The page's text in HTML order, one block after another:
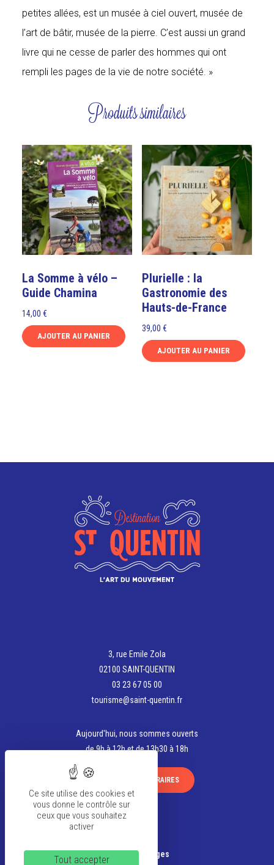
petites allées, est un musée à ciel ouvert, musée de
l’art de bâtir, musée de la pierre. C’est aussi un grand
livre qui ne cesse de parler des hommes qui ont
rempli les pages de la vie de notre société. »
Produits similaires
La Somme à vélo –
Guide Chamina
14,00 €
AJOUTER AU PANIER
Plurielle : la
Gastronomie des
Hauts-de-France
39,00 €
AJOUTER AU PANIER
3, rue Emile Zola
02100 SAINT-QUENTIN
03 23 67 05 00
tourisme@saint-quentin.fr
Aujourd'hui, nous sommes ouverts
de 9h à 12h et de 13h30 à 18h
VOIR TOUS LES HORAIRES
Banque d’Images
Ce site utilise des cookies et
vous donne le contrôle sur
ceux que vous souhaitez
activer
Tout accepter